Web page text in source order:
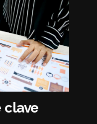
clave